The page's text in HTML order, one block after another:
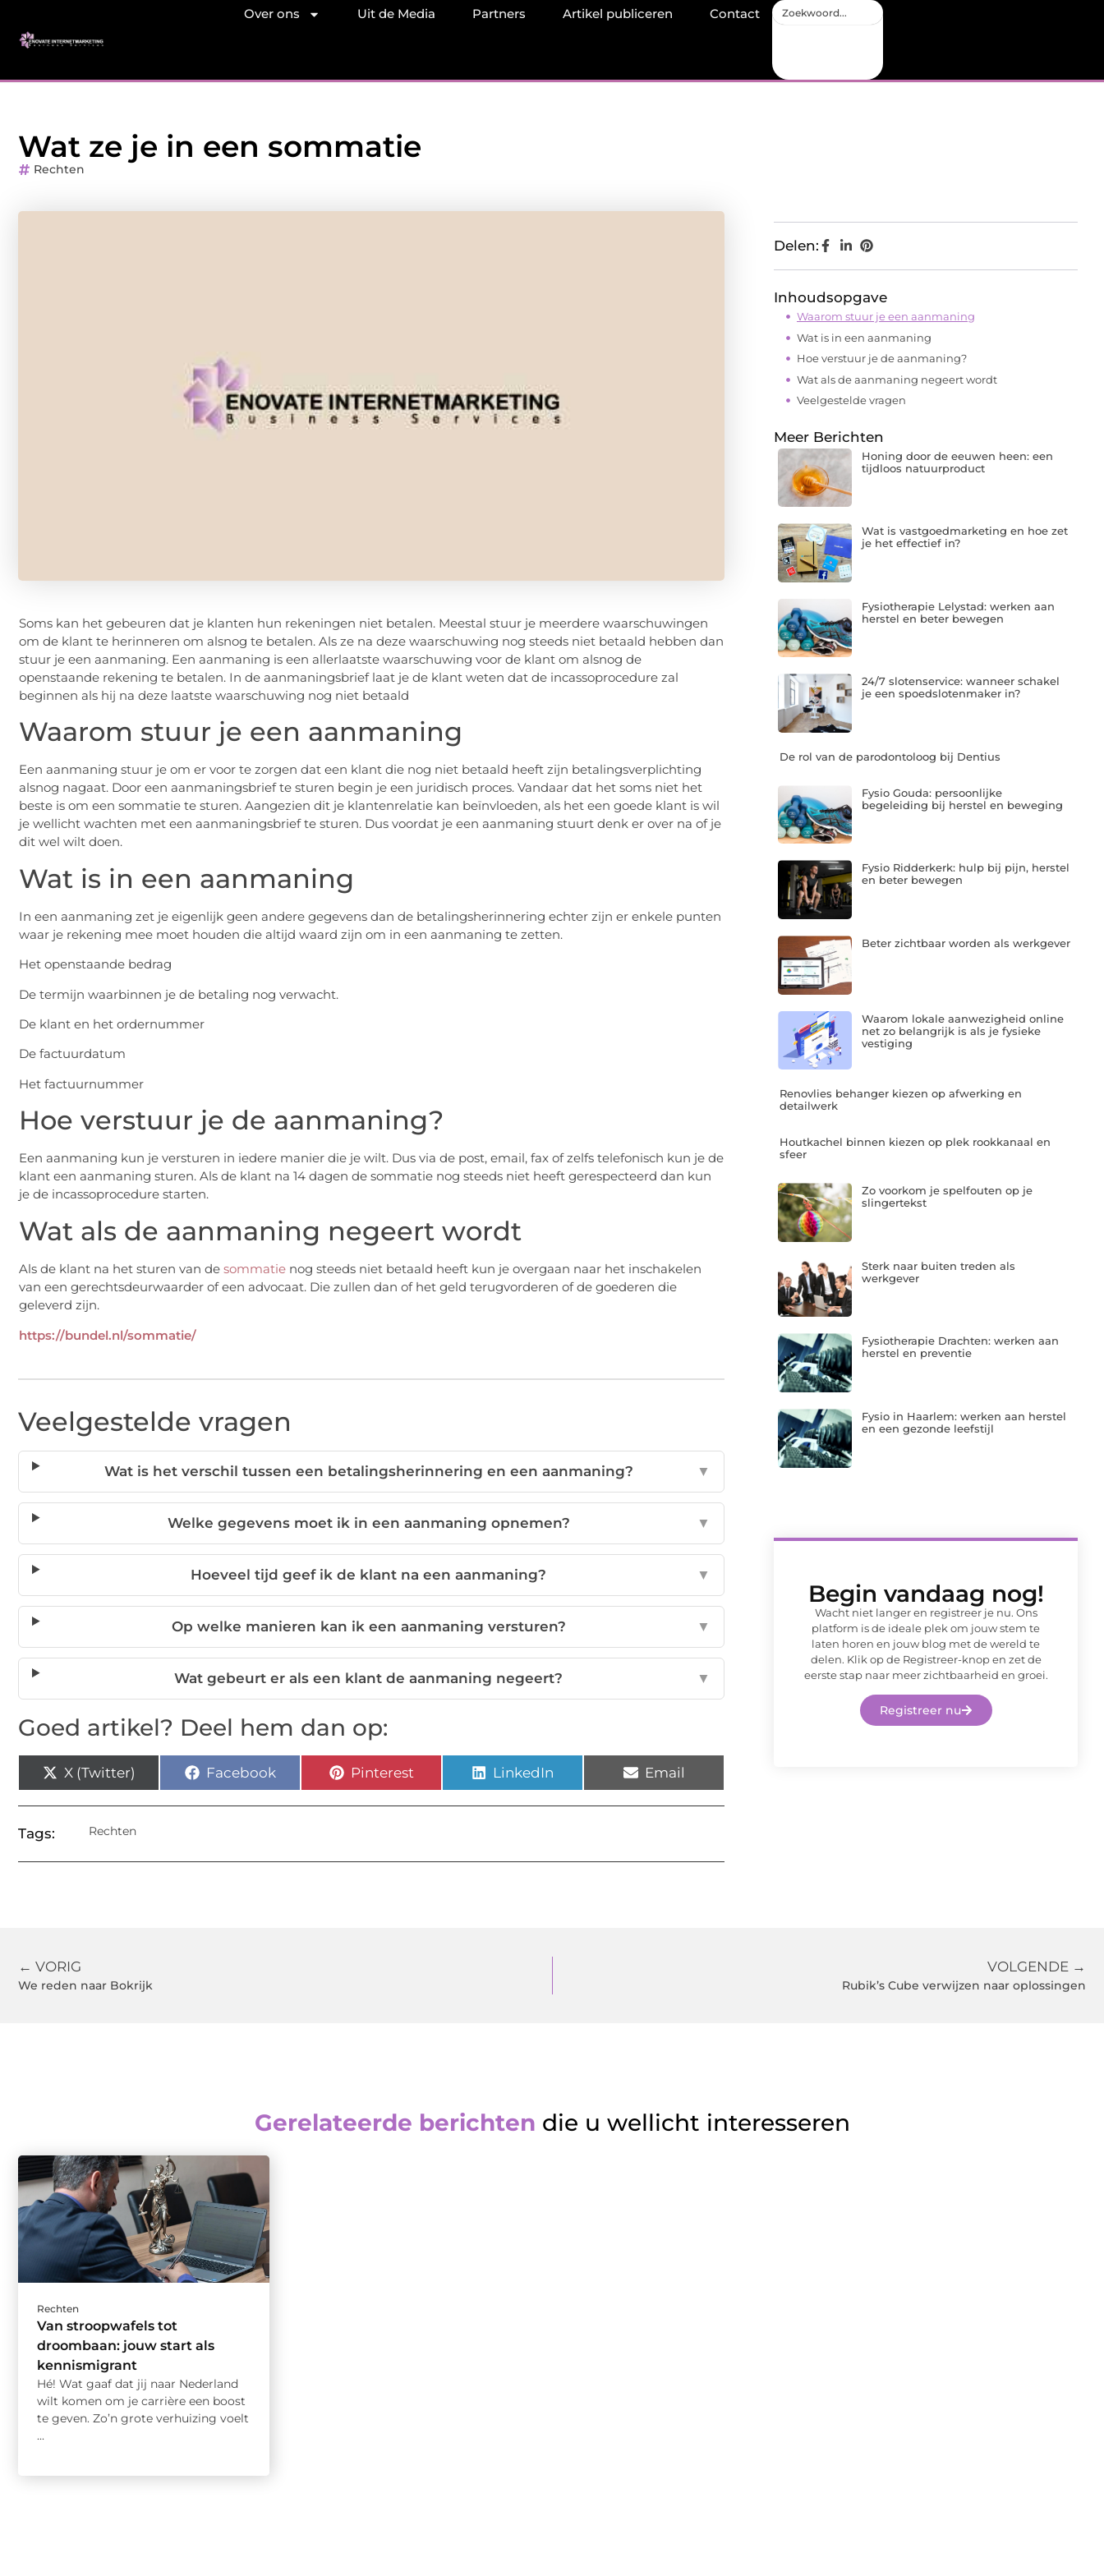
Over ons Uit de Media Partners Artikel publiceren Contact
Wat ze je in een sommatie
Rechten
Soms kan het gebeuren dat je klanten hun rekeningen niet betalen. Meestal stuur je meerdere waarschuwingen
om de klant te herinneren om alsnog te betalen. Als ze na deze waarschuwing nog steeds niet betaald hebben dan
stuur je een aanmaning. Een aanmaning is een allerlaatste waarschuwing voor de klant om alsnog de
openstaande rekening te betalen. In de aanmaningsbrief laat je de klant weten dat de incassoprocedure zal
beginnen als hij na deze laatste waarschuwing nog niet betaald
Waarom stuur je een aanmaning
Een aanmaning stuur je om er voor te zorgen dat een klant die nog niet betaald heeft zijn betalingsverplichting
alsnog nagaat. Door een aanmaningsbrief te sturen begin je een juridisch proces. Vandaar dat het soms niet het
beste is om een sommatie te sturen. Aangezien dit je klantenrelatie kan beïnvloeden, als het een goede klant is wil
je wellicht wachten met een aanmaningsbrief te sturen. Dus voordat je een aanmaning stuurt denk er over na of je
dit wel wilt doen.
Wat is in een aanmaning
In een aanmaning zet je eigenlijk geen andere gegevens dan de betalingsherinnering echter zijn er enkele punten
waar je rekening mee moet houden die altijd waard zijn om in een aanmaning te zetten.
Het openstaande bedrag
De termijn waarbinnen je de betaling nog verwacht.
De klant en het ordernummer
De factuurdatum
Het factuurnummer
Hoe verstuur je de aanmaning?
Een aanmaning kun je versturen in iedere manier die je wilt. Dus via de post, email, fax of zelfs telefonisch kun je de
klant een aanmaning sturen. Als de klant na 14 dagen de sommatie nog steeds niet heeft gerespecteerd dan kun
je de incassoprocedure starten.
Wat als de aanmaning negeert wordt
Als de klant na het sturen van de sommatie nog steeds niet betaald heeft kun je overgaan naar het inschakelen
van een gerechtsdeurwaarder of een advocaat. Die zullen dan of het geld terugvorderen of de goederen die
geleverd zijn.
https://bundel.nl/sommatie/
Veelgestelde vragen
Wat is het verschil tussen een betalingsherinnering en een aanmaning? ▼
Welke gegevens moet ik in een aanmaning opnemen? ▼
Hoeveel tijd geef ik de klant na een aanmaning? ▼
Op welke manieren kan ik een aanmaning versturen? ▼
Wat gebeurt er als een klant de aanmaning negeert? ▼
Goed artikel? Deel hem dan op:
X (Twitter) Facebook Pinterest LinkedIn Email
Tags: Rechten
Delen:
Inhoudsopgave
Waarom stuur je een aanmaning
Wat is in een aanmaning
Hoe verstuur je de aanmaning?
Wat als de aanmaning negeert wordt
Veelgestelde vragen
Meer Berichten
Honing door de eeuwen heen: een
tijdloos natuurproduct
Wat is vastgoedmarketing en hoe zet
je het effectief in?
Fysiotherapie Lelystad: werken aan
herstel en beter bewegen
24/7 slotenservice: wanneer schakel
je een spoedslotenmaker in?
De rol van de parodontoloog bij Dentius
Fysio Gouda: persoonlijke
begeleiding bij herstel en beweging
Fysio Ridderkerk: hulp bij pijn, herstel
en beter bewegen
Beter zichtbaar worden als werkgever
Waarom lokale aanwezigheid online
net zo belangrijk is als je fysieke
vestiging
Renovlies behanger kiezen op afwerking en
detailwerk
Houtkachel binnen kiezen op plek rookkanaal en
sfeer
Zo voorkom je spelfouten op je
slingertekst
Sterk naar buiten treden als
werkgever
Fysiotherapie Drachten: werken aan
herstel en preventie
Fysio in Haarlem: werken aan herstel
en een gezonde leefstijl
Begin vandaag nog!
Wacht niet langer en registreer je nu. Ons
platform is de ideale plek om jouw stem te
laten horen en jouw blog met de wereld te
delen. Klik op de Registreer-knop en zet de
eerste stap naar meer zichtbaarheid en groei.
Registreer nu
← VORIG
We reden naar Bokrijk
VOLGENDE →
Rubik’s Cube verwijzen naar oplossingen
Gerelateerde berichten die u wellicht interesseren
Rechten
Van stroopwafels tot
droombaan: jouw start als
kennismigrant
Hé! Wat gaaf dat jij naar Nederland
wilt komen om je carrière een boost
te geven. Zo’n grote verhuizing voelt
...